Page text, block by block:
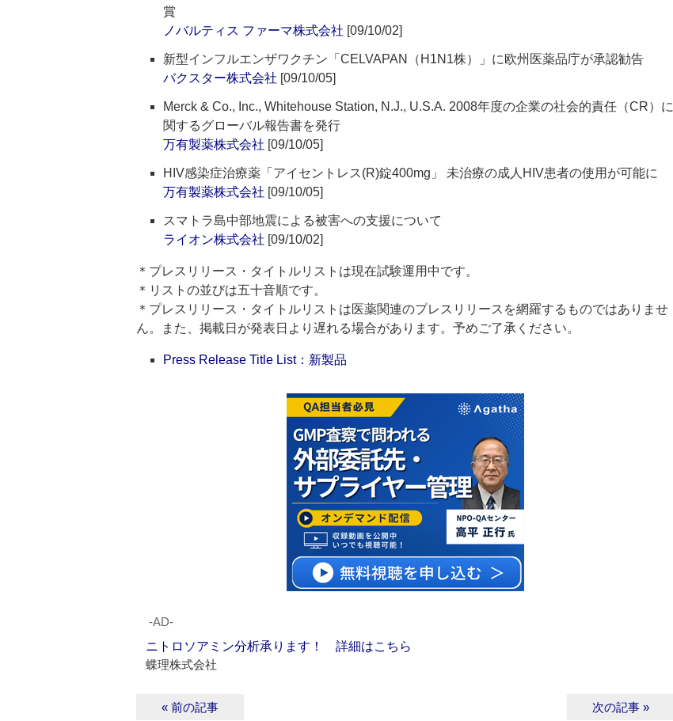
賞
ノバルティス ファーマ株式会社 [09/10/02]
新型インフルエンザワクチン「CELVAPAN（H1N1株）」に欧州医薬品庁が承認勧告
バクスター株式会社 [09/10/05]
Merck & Co., Inc., Whitehouse Station, N.J., U.S.A. 2008年度の企業の社会的責任（CR）に
関するグローバル報告書を発行
万有製薬株式会社 [09/10/05]
HIV感染症治療薬「アイセントレス(R)錠400mg」 未治療の成人HIV患者の使用が可能に
万有製薬株式会社 [09/10/05]
スマトラ島中部地震による被害への支援について
ライオン株式会社 [09/10/02]
＊プレスリリース・タイトルリストは現在試験運用中です。
＊リストの並びは五十音順です。
＊プレスリリース・タイトルリストは医薬関連のプレスリリースを網羅するものではありませ
ん。また、掲載日が発表日より遅れる場合があります。予めご了承ください。
Press Release Title List：新製品
‐AD‐
ニトロソアミン分析承ります！ 詳細はこちら
蝶理株式会社
« 前の記事 次の記事 »